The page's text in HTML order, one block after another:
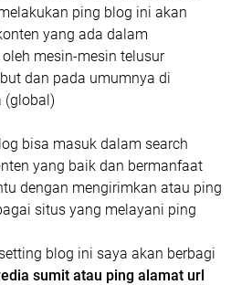
ping blog ini akan
yang ada dalam
mesin-mesin telusur
dan pada umumnya di
(global)
bisa masuk dalam search
yang baik dan bermanfaat
dengan mengirimkan atau ping
situs yang melayani ping
blog ini saya akan berbagi
sumit atau ping alamat url